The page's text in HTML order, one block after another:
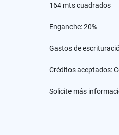
164 mts cuadrados
Enganche: 20%
Gastos de
Créditos aceptados:
Solicite más